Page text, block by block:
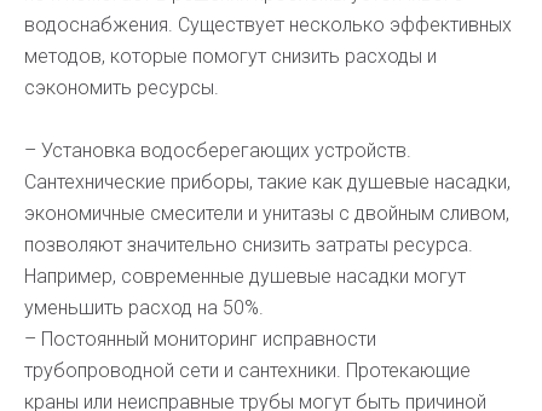
водоснабжения. Существует несколько эффективных
методов, которые помогут снизить расходы и
сэкономить ресурсы.
– Установка водосберегающих устройств.
Сантехнические приборы, такие как душевые насадки,
экономичные смесители и унитазы с двойным сливом,
позволяют значительно снизить затраты ресурса.
Например, современные душевые насадки могут
уменьшить расход на 50%.
– Постоянный мониторинг исправности
трубопроводной сети и сантехники. Протекающие
краны или неисправные трубы могут быть причиной